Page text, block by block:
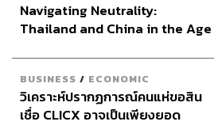
ภาพ:Getty Image / แบรนด์
www.theverge.com
nypost.com
www.wired.com
Navigating Neutrality:
Thailand and China in the Age
BUSINESS / ECONOMIC
วิเคราะห์ปรากฏการณ์คนแห่ขอสิน
เชื่อ CLICX อาจเป็นเพียงยอด